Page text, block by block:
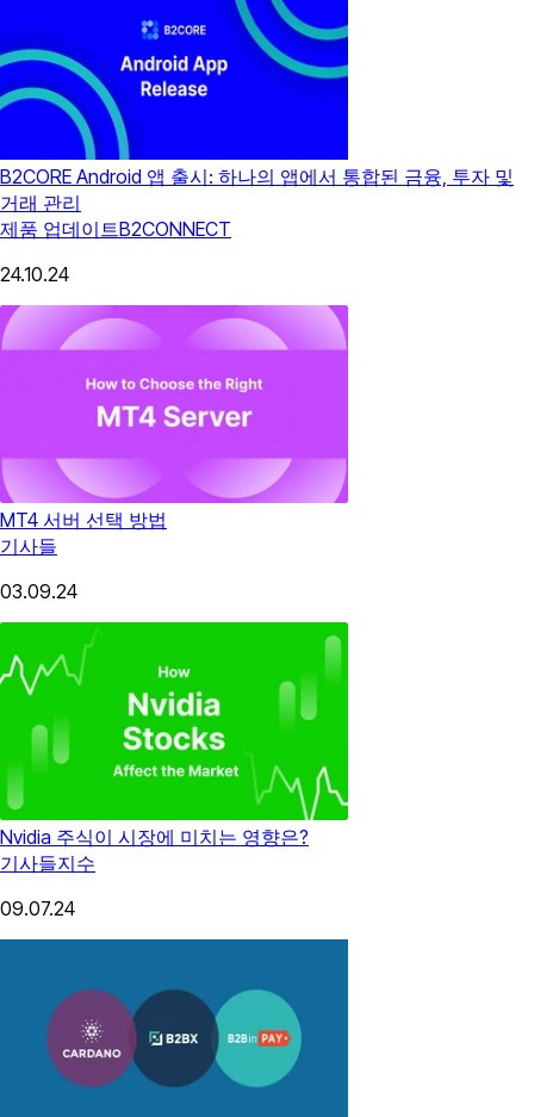
B2CORE Android 앱 출시: 하나의 앱에서 통합된 금융, 투자 및
거래 관리
제품 업데이트B2CONNECT
24.10.24
MT4 서버 선택 방법
기사들
03.09.24
Nvidia 주식이 시장에 미치는 영향은?
기사들지수
09.07.24